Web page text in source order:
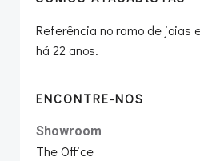
Referência no ramo de joias
há 22 anos.
ENCONTRE-NOS
Showroom
The Office